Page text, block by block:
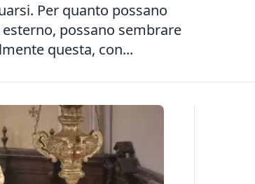
Per quanto possano
possano sembrare
questa, con...